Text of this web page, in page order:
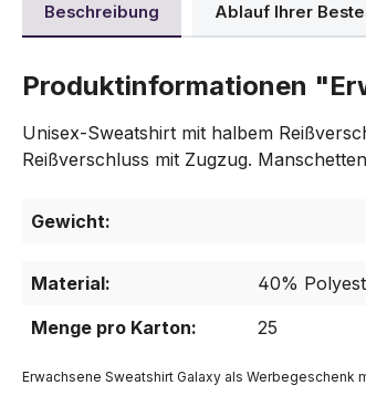
Beschreibung Ablauf Ihrer
Produktinformationen
Unisex-Sweatshirt mit halbem
Reißverschluss mit Zugzug.
Gewicht:
Material:
40%
Menge pro Karton:
25
Erwachsene Sweatshirt Galaxy als Werbegeschenk